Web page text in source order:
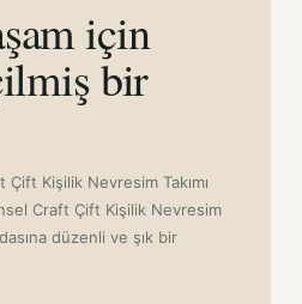
için
bir
Kişilik Nevresim Takımı
Craft Çift Kişilik Nevresim
düzenli ve şık bir